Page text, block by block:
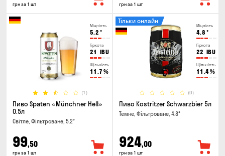
грн за 1 шт грн за 1 шт
Міцність
5.2 °
Гіркота
21 IBU
Щільність
11.7 %
(1)
Пиво Spaten «Münchner Hell»
0.5л
Світле, Фільтроване, 5.2°
99,50
грн за 1 шт
Міцність
4.8 °
Гіркота
22 IBU
Щільність
11.4%
(0)
Тільки онлайн
Пиво Kostritzer Schwarzbier 5л
Темне, Фільтроване, 4.8°
924,00
грн за 1 шт